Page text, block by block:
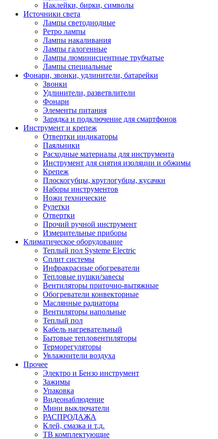
Наклейки, бирки, символы
Источники света
Лампы светодиодные
Ретро лампы
Лампы накаливания
Лампы галогенные
Лампы люминисцентные трубчатые
Лампы специальные
Фонари, звонки, удлинители, батарейки
Звонки
Удлинители, разветвлители
Фонари
Элементы питания
Зарядка и подключение для смартфонов
Инструмент и крепеж
Отвертки индикаторы
Паяльники
Расходные материалы для инструмента
Инструмент для снятия изоляции и обжимы
Крепеж
Плоскогубцы, круглогубцы, кусачки
Наборы инструментов
Ножи технические
Рулетки
Отвертки
Прочий ручной инструмент
Измерительные приборы
Климатическое оборудование
Теплый пол Systeme Electric
Сплит системы
Инфракрасные обогреватели
Тепловые пушки/завесы
Вентиляторы приточно-вытяжные
Обогреватели конвекторные
Маслянные радиаторы
Вентиляторы напольные
Теплый пол
Кабель нагревательный
Бытовые тепловентиляторы
Терморегуляторы
Увлажнители воздуха
Прочее
Электро и Бензо инструмент
Зажимы
Упаковка
Видеонаблюдение
Мини выключатели
РАСПРОДАЖА
Клей, смазка и т.д.
ТВ комплектующие